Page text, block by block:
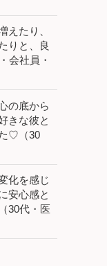
えたり、
りと、良
会社員・
の底から
きな彼と
♡（30
化を感じ
安心感と
30代・医